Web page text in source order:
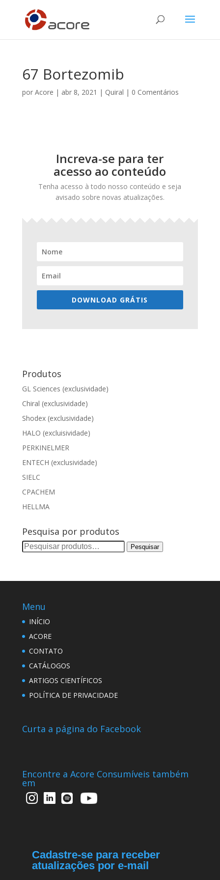
67 Bortezomib
por Acore | abr 8, 2021 | Quiral | 0 Comentários
Increva-se para ter
acesso ao conteúdo
Tenha acesso à todo nosso conteúdo e seja
avisado sobre novas atualizações.
DOWNLOAD GRÁTIS
Produtos
GL Sciences (exclusividade)
Chiral (exclusividade)
Shodex (exclusividade)
HALO (excluisividade)
PERKINELMER
ENTECH (exclusividade)
SIELC
CPACHEM
HELLMA
Pesquisa por produtos
Pesquisar
Pesquisar
Menu
INÍCIO
ACORE
CONTATO
CATÁLOGOS
ARTIGOS CIENTÍFICOS
POLÍTICA DE PRIVACIDADE
Curta a página do Facebook
Encontre a Acore Consumíveis também
em
Cadastre-se para receber
atualizações por e-mail